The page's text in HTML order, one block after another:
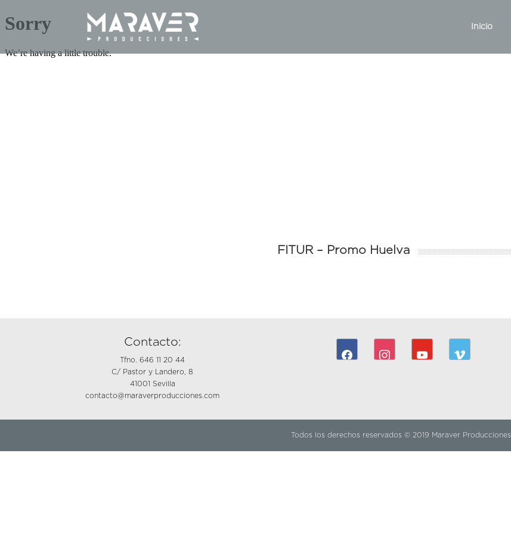
Inicio
FITUR – Promo Huelva
Contacto:
Tfno. 646 11 20 44
C/ Pastor y Landero, 8
41001 Sevilla
contacto@maraverproducciones.com
Todos los derechos reservados © 2019 Maraver Producciones